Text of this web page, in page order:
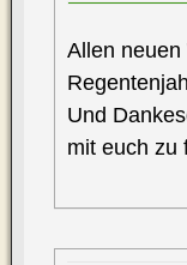
Allen
Und
mit euch zu